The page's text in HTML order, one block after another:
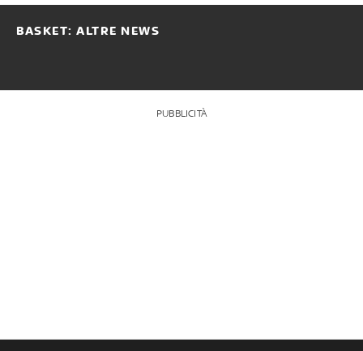
BASKET: ALTRE NEWS
PUBBLICITÀ